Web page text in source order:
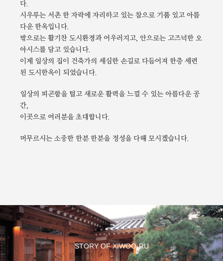
다.
시우루는 서촌 한 자락에 자리하고 있는 참으로 기품 있고 아름
다운 한옥입니다.
밖으로는 활기찬 도시환경과 어우러지고, 안으로는 고즈넉한 오
아시스를 담고 있습니다.
이제 일상의 집이 건축가의 세심한 손길로 다듬어져 한층 세련
된 도시한옥이 되었습니다.
일상의 피곤함을 털고 새로운 활력을 느낄 수 있는 아름다운 공
간,
이곳으로 여러분을 초대합니다.
머무르시는 소중한 한분 한분을 정성을 다해 모시겠습니다.
STORY OF XIWOO-RU
-